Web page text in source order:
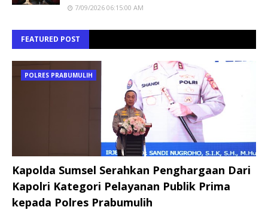
7/09/2026 06:15:00 AM
FEATURED POST
POLRES PRABUMULIH
Kapolda Sumsel Serahkan Penghargaan Dari
Kapolri Kategori Pelayanan Publik Prima
kepada Polres Prabumulih